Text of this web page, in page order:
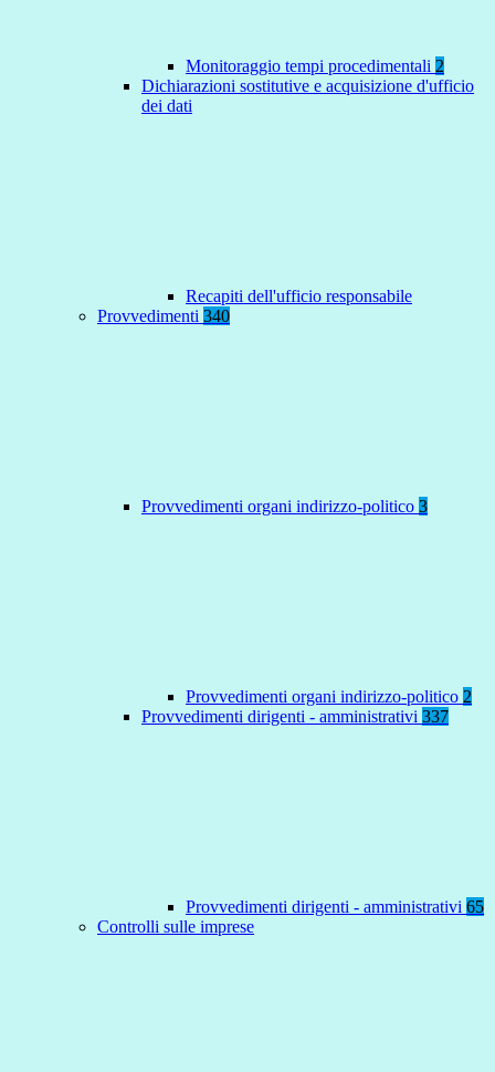
Monitoraggio tempi procedimentali 2
Dichiarazioni sostitutive e acquisizione d'ufficio
dei dati
Recapiti dell'ufficio responsabile
Provvedimenti 340
Provvedimenti organi indirizzo-politico 3
Provvedimenti organi indirizzo-politico 2
Provvedimenti dirigenti - amministrativi 337
Provvedimenti dirigenti - amministrativi 65
Controlli sulle imprese